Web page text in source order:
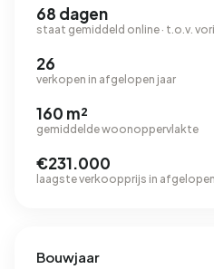
68 dagen
staat gemiddeld online · t.o.v.
26
verkopen in afgelopen jaar
160 m²
gemiddelde woonoppervlakte
€231.000
laagste verkoopprijs in
Bouwjaar